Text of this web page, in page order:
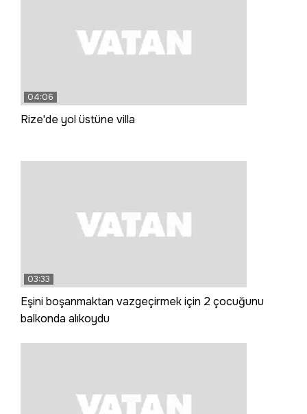
04:06
Rize'de yol üstüne villa
03:33
Eşini boşanmaktan vazgeçirmek için 2 çocuğunu
balkonda alıkoydu